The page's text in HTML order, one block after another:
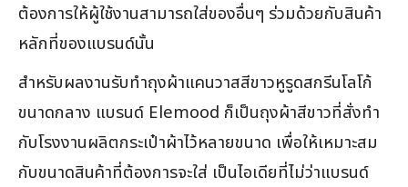
ต้องการให้ผู้ใช้งานสามารถใส่ของอื่นๆ ร่วมด้วยกับสินค้า
หลักที่ของแบรนด์นั้น
สำหรับผลงานรับทำถุงผ้าแคนวาสสีขาวหูรูดสกรีนโลโก้
ขนาดกลาง แบรนด์ Elemood ก็เป็นถุงผ้าสีขาวที่สั่งทำ
กับโรงงานผลิตกระเป๋าผ้าไว้หลายขนาด เพื่อให้เหมาะสม
กับขนาดสินค้าที่ต้องการจะใส่ เป็นไอเดียที่ไม่ว่าแบรนด์